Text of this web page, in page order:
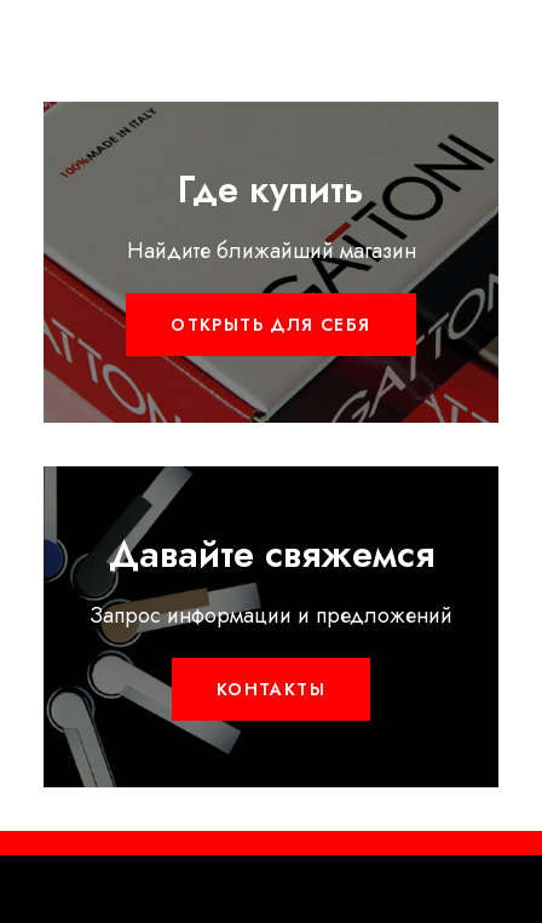
Где купить
Найдите ближайший магазин
ОТКРЫТЬ ДЛЯ СЕБЯ
Давайте свяжемся
Запрос информации и предложений
КОНТАКТЫ